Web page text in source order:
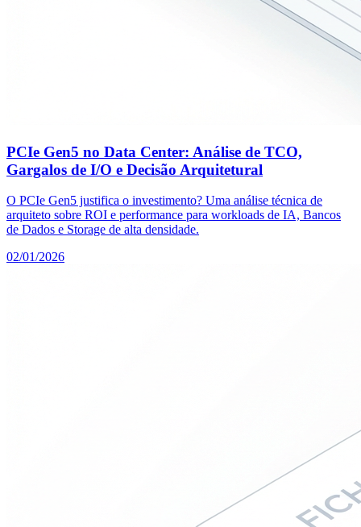
PCIe Gen5 no Data Center: Análise de TCO,
Gargalos de I/O e Decisão Arquitetural
O PCIe Gen5 justifica o investimento? Uma análise técnica de
arquiteto sobre ROI e performance para workloads de IA, Bancos
de Dados e Storage de alta densidade.
02/01/2026